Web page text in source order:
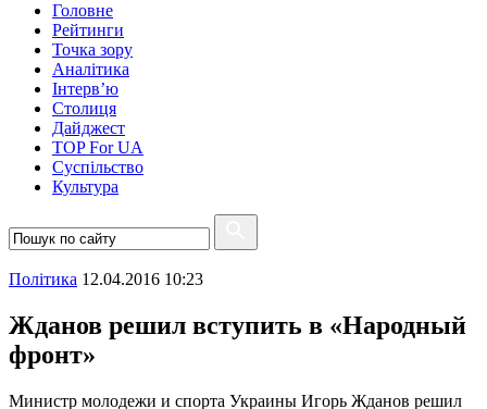
Головне
Рейтинги
Точка зору
Аналітика
Інтерв’ю
Столиця
Дайджест
TOP For UA
Суспiльство
Культура
Полiтика 12.04.2016 10:23
Жданов решил вступить в «Народный
фронт»
Министр молодежи и спорта Украины Игорь Жданов решил